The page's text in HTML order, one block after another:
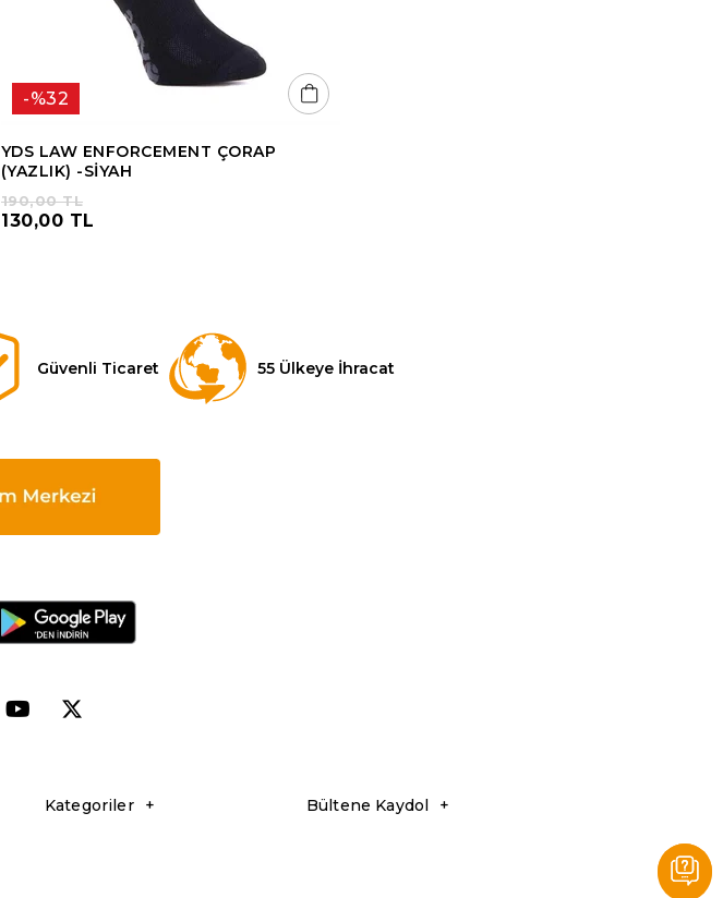
YDS LAW ENFORCEMENT ÇORAP
(YAZLIK) -SİYAH
%32
130,00 TL
190,00 TL
Güvenli Ticaret 55 Ülkeye İhracat
Kategoriler Bültene Kaydol